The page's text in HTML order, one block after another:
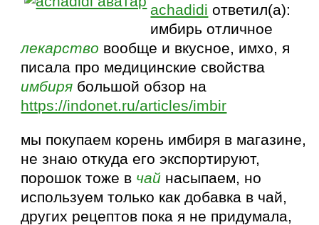
achadidi ответил(а):
имбирь отличное
лекарство вообще и вкусное, имхо, я
писала про медицинские свойства
имбиря большой обзор на
https://indonet.ru/articles/imbir
мы покупаем корень имбиря в магазине,
не знаю откуда его экспортируют,
порошок тоже в чай насыпаем, но
используем только как добавка в чай,
других рецептов пока я не придумала,